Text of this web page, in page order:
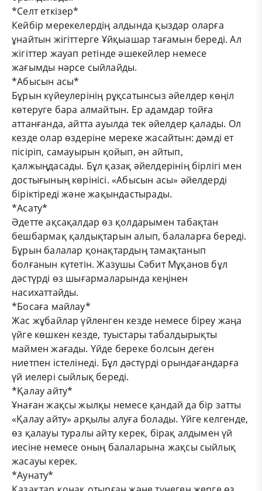
*Селт еткізер*
Кейбір мерекелердің алдында қыздар оларға
ұнайтын жігіттерге Ұйқыашар тағамын береді. Ал
жігіттер жауап ретінде әшекейлер немесе
жағымды нәрсе сыйлайды.
*Абысын асы*
Бұрын күйеулерінің рұқсатынсыз әйелдер көңіл
көтеруге бара алмайтын. Ер адамдар тойға
аттанғанда, айтта ауылда тек әйелдер қалады. Ол
кезде олар өздеріне мереке жасайтын: дәмді ет
пісіріп, самауырын қойып, ән айтып,
қалжыңдасады. Бұл қазақ әйелдерінің бірлігі мен
достығының көрінісі. «Абысын асы» әйелдерді
біріктіреді және жақындастырады.
*Асату*
Әдетте ақсақалдар өз қолдарымен табақтан
бешбармақ қалдықтарын алып, балаларға береді.
Бұрын балалар қонақтардың тамақтанып
болғанын күтетін. Жазушы Сәбит Мұқанов бұл
дәстүрді өз шығармаларында кеңінен
насихаттайды.
*Босаға майлау*
Жас жұбайлар үйленген кезде немесе біреу жаңа
үйге көшкен кезде, туыстары табалдырықты
маймен жағады. Үйде береке болсын деген
ниетпен істелінеді. Бұл дәстүрді орындағандарға
үй иелері сыйлық береді.
*Қалау айту*
Ұнаған жақсы жылқы немесе қандай да бір затты
«Қалау айту» арқылы алуға болады. Үйге келгенде,
өз қалауы туралы айту керек, бірақ алдымен үй
иесіне немесе оның балаларына жақсы сыйлық
жасауы керек.
*Аунату*